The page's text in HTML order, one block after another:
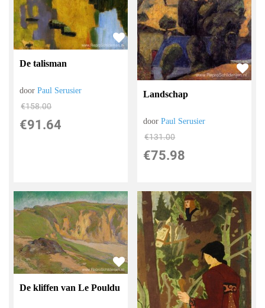
De talisman
doorPaul Serusier
€158.00
€91.64
Landschap
doorPaul Serusier
€131.00
€75.98
De kliffen van Le Pouldu